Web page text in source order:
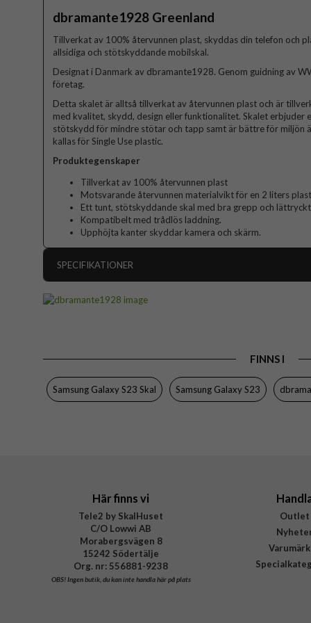
dbramante1928 Greenland
Tillverkat av 100% återvunnen plast, skyddas din telefon och
allsidiga och stötskyddande mobilskal.
Designat i Danmark av dbramante1928. Genom guidning av
företag.
Detta skalet är alltså tillverkat av återvunnen plast och är
med kvalitet, skydd, design eller funktionalitet. Skalet erbjuder
stötskydd för mindre stötar och tapp samt är bättre för miljön
kallas för Single Use plastic.
Produktegenskaper
Tillverkat av 100% återvunnen plast
Motsvarande återvunnen materialvikt för en 2 liters
Ett tunt, stötskyddande skal med bra grepp och
Kompatibelt med trådlös laddning.
Upphöjta kanter skyddar kamera och skärm.
SPECIFIKATIONER
Egenskaper
Färg
Material
FINNS I
Samsung Galaxy S23 Skal Samsung Galaxy S23
Här finns vi
Tele2 by SkalHuset
C/O Lowwi AB
Morabergsvägen 8
15242 Södertälje
Org. nr: 556881-9238
OBS!Ingen butik, du kan inte handla här på plats
Outlet